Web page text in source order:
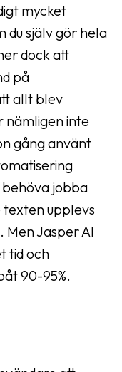
mycket
du själv gör hela
dock att
på
allt blev
nämligen inte
gång använt
behöva jobba
upplevs
Jasper AI
tid och
90-95%.